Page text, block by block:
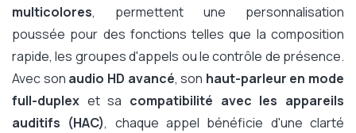
multicolores, permettent une personnalisation
poussée pour des fonctions telles que la composition
rapide, les groupes d'appels ou le contrôle de présence.
Avec son audio HD avancé, son haut-parleur en mode
full-duplex et sa compatibilité avec les appareils
auditifs (HAC), chaque appel bénéficie d'une clarté